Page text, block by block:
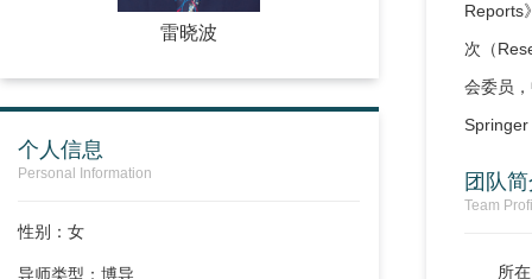
雷晓波
个人信息
Personal Information
性别：女
导师类型：博导
Reports
次（
会委员
团队
Team
所